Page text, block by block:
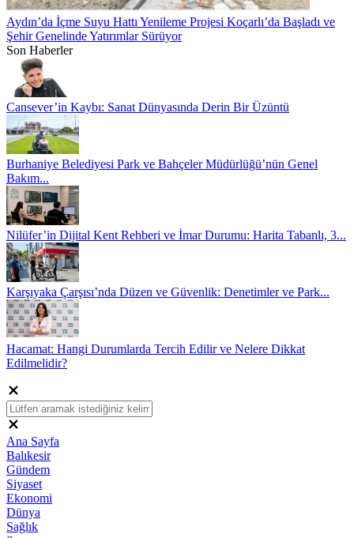
Aydın’da İçme Suyu Hattı Yenileme Projesi Koçarlı’da Başladı ve
Şehir Genelinde Yatırımlar Sürüyor
Son Haberler
Cansever’in Kaybı: Sanat Dünyasında Derin Bir Üzüntü
Burhaniye Belediyesi Park ve Bahçeler Müdürlüğü’nün Genel
Bakım...
Nilüfer’in Dijital Kent Rehberi ve İmar Durumu: Harita Tabanlı, 3...
Karşıyaka Çarşısı’nda Düzen ve Güvenlik: Denetimler ve Park...
Hacamat: Hangi Durumlarda Tercih Edilir ve Nelere Dikkat
Edilmelidir?
Ana Sayfa
Balıkesir
Gündem
Siyaset
Ekonomi
Dünya
Sağlık